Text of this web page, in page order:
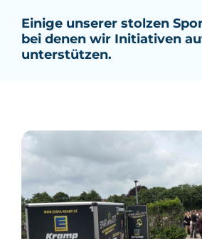
Einige unserer stolzen
bei denen wir Initiativen
unterstützen.